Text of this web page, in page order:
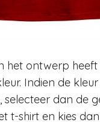
het ontwerp
Indien de
selecteer dan de
t-shirt en kies